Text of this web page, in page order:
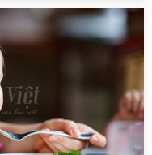
cứ một đồ vật nào.